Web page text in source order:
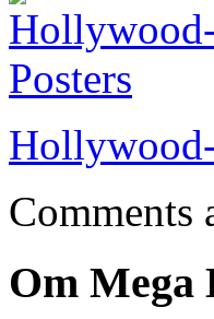
Comments
Om Mega